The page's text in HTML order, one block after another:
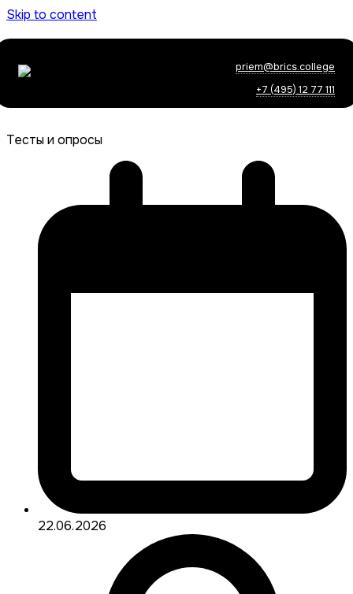
Skip to content
priem@brics.college
+7 (495) 12 77 111
Тесты и опросы
22.06.2026